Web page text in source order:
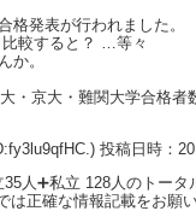
格発表が行われました。
較すると？ …等々
か。
・京大・難関大学合格者
投稿日時：
人➕私立 128人のトー
は正確な情報記載をお願